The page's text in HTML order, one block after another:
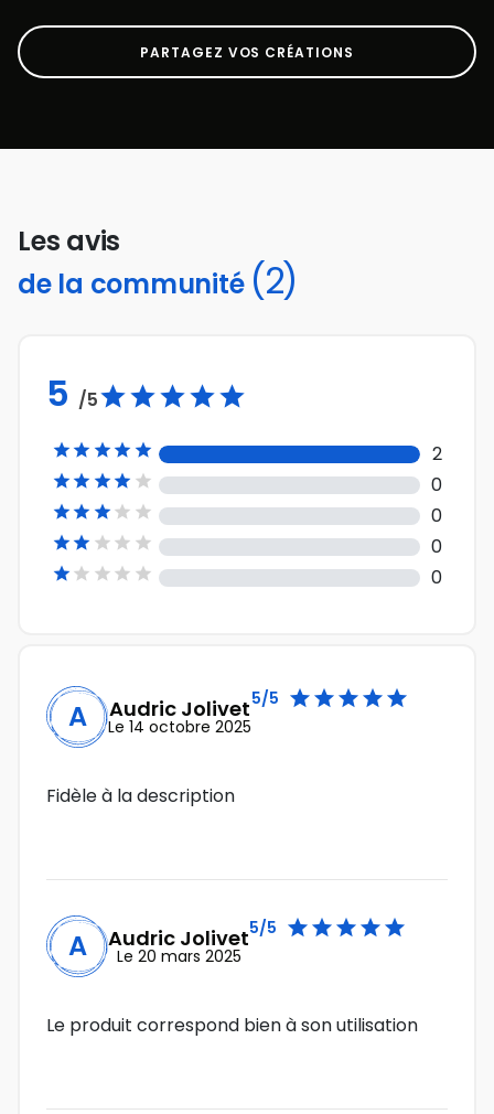
PARTAGEZ VOS CRÉATIONS
Les avis
de la communité (2)
A Audric Jolivet
Le 14 octobre 2025
5/5 
Fidèle à la description
A Audric Jolivet
Le 20 mars 2025
5/5 
Le produit correspond bien à son utilisation
5 /5
     2
     0
     0
     0
     0